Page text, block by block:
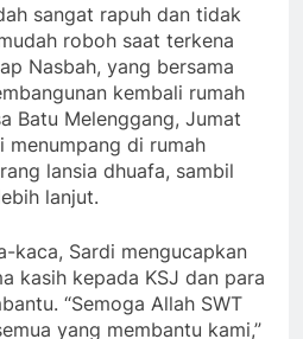
sangat rapuh dan tidak
roboh saat terkena
Nasbah, yang bersama
kembali rumah
Batu Melenggang, Jumat
menumpang di rumah
lansia dhuafa, sambil
lanjut.
kaca, Sardi mengucapkan
kasih kepada KSJ dan para
“Semoga Allah SWT
yang membantu kami,”